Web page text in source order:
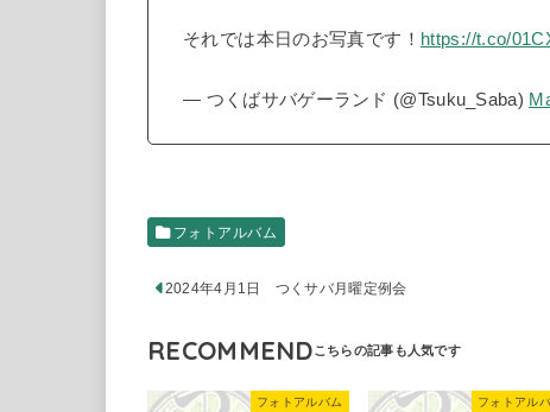
それでは本日のお写真です！ https://t.co/
— つくばサバゲーランド (@Tsuku_Saba)
フォトアルバム
2024年4月1日 つくサバ月曜定例会
RECOMMEND
フォトアルバム フォトアル